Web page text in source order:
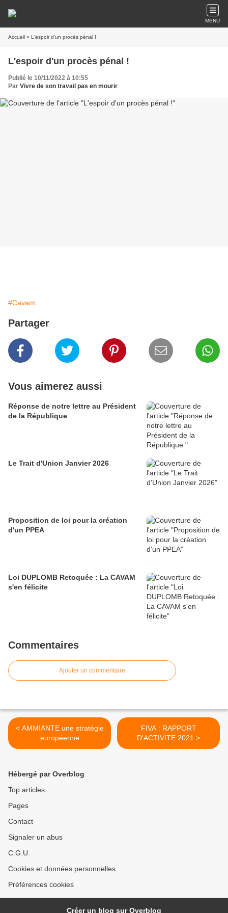
MENU
Accueil » L'espoir d'un procès pénal !
L'espoir d'un procès pénal !
Publié le 10/11/2022 à 10:55
Par Vivre de son travail pas en mourir
#Cavam
Partager
Vous aimerez aussi
Réponse de notre lettre au Président
de la République
Le Trait d'Union Janvier 2026
Proposition de loi pour la création
d'un PPEA
Loi DUPLOMB Retoquée : La CAVAM
s'en félicite
Commentaires
Ajouter un commentaire
< AMMIANTE une stratégie
européenne
FIVA : RAPPORT
D'ACTIVITE 2021 >
Hébergé par Overblog
Top articles
Pages
Contact
Signaler un abus
C.G.U.
Cookies et données personnelles
Préférences cookies
Créer un blog sur Overblog